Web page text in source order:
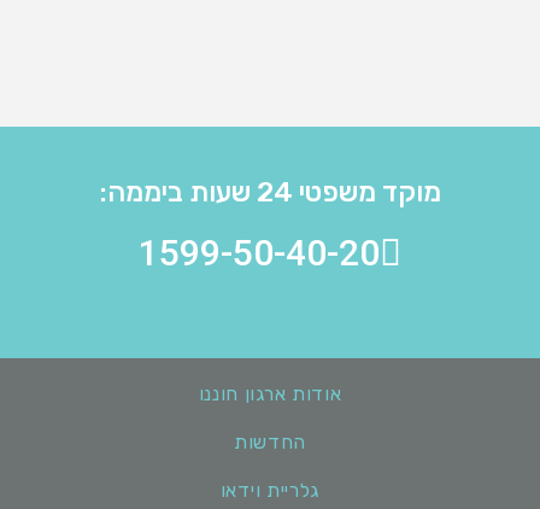
מוקד משפטי 24 שעות ביממה:
1599-50-40-20
אודות ארגון חוננו
החדשות
גלריית וידאו